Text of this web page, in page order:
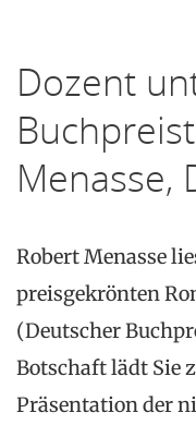
Dozent
Menasse,
Robert Menasse
preisgekrönten
(Deutscher
Botschaft lädt Sie
Präsentation der